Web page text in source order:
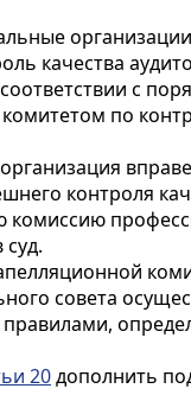
качества
с
по
контроля
комиссию
суд.
совета
правилами,
20дополнить